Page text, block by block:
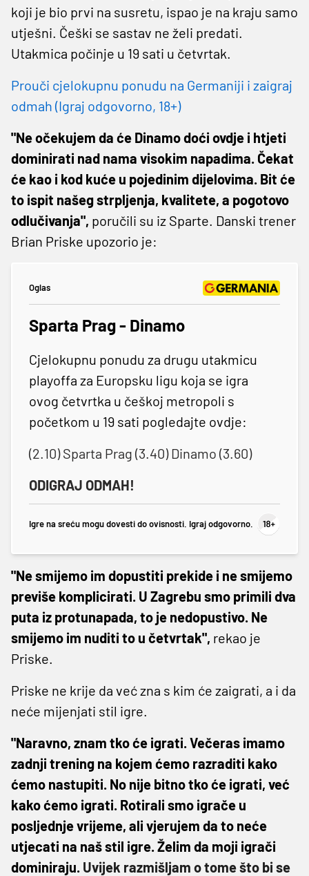
koji je bio prvi na susretu, ispao je na kraju samo
utješni. Češki se sastav ne želi predati.
Utakmica počinje u 19 sati u četvrtak.
Prouči cjelokupnu ponudu na Germaniji i zaigraj
odmah (Igraj odgovorno, 18+)
"Ne očekujem da će Dinamo doći ovdje i htjeti
dominirati nad nama visokim napadima. Čekat
će kao i kod kuće u pojedinim dijelovima. Bit će
to ispit našeg strpljenja, kvalitete, a pogotovo
odlučivanja", poručili su iz Sparte. Danski trener
Brian Priske upozorio je:
Oglas
Sparta Prag - Dinamo
Cjelokupnu ponudu za drugu utakmicu
playoffa za Europsku ligu koja se igra
ovog četvrtka u češkoj metropoli s
početkom u 19 sati pogledajte ovdje:
(2.10) Sparta Prag (3.40) Dinamo (3.60)
ODIGRAJ ODMAH!
Igre na sreću mogu dovesti do ovisnosti. Igraj odgovorno.
"Ne smijemo im dopustiti prekide i ne smijemo
previše komplicirati. U Zagrebu smo primili dva
puta iz protunapada, to je nedopustivo. Ne
smijemo im nuditi to u četvrtak", rekao je
Priske.
Priske ne krije da već zna s kim će zaigrati, a i da
neće mijenjati stil igre.
"Naravno, znam tko će igrati. Večeras imamo
zadnji trening na kojem ćemo razraditi kako
ćemo nastupiti. No nije bitno tko će igrati, već
kako ćemo igrati. Rotirali smo igrače u
posljednje vrijeme, ali vjerujem da to neće
utjecati na naš stil igre. Želim da moji igrači
dominiraju. Uvijek razmišljam o tome što bi se